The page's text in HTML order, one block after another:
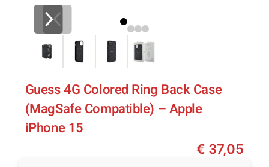
Guess 4G Colored Ring Back Case
(MagSafe Compatible) – Apple
iPhone 15
€ 37,05